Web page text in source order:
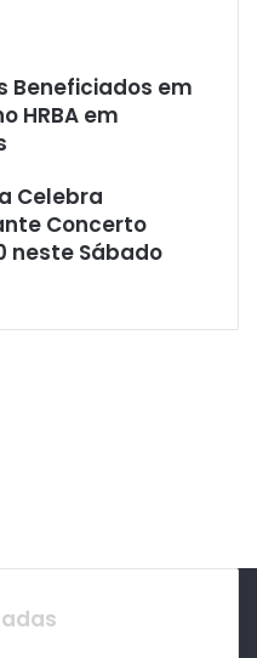
Beneficiados em
HRBA em
Celebra
Concerto
neste Sábado